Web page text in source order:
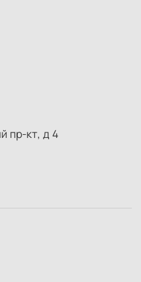
пр-кт, д 4